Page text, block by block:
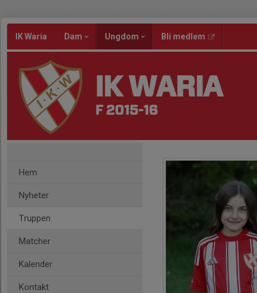
IK Waria Dam Ungdom Bli medlem
IK WARIA
F 2015-16
Hem
Nyheter
Truppen
Matcher
Kalender
Kontakt